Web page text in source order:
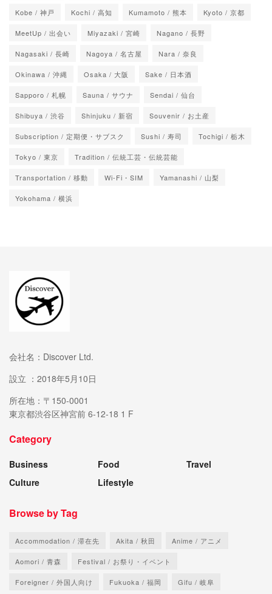
Kobe / 神戸 Kochi / 高知 Kumamoto / 熊本 Kyoto / 京都
MeetUp / 出会い Miyazaki / 宮崎 Nagano / 長野
Nagasaki / 長崎 Nagoya / 名古屋 Nara / 奈良
Okinawa / 沖縄 Osaka / 大阪 Sake / 日本酒
Sapporo / 札幌 Sauna / サウナ Sendai / 仙台
Shibuya / 渋谷 Shinjuku / 新宿 Souvenir / お土産
Subscription / 定期便・サブスク Sushi / 寿司 Tochigi / 栃木
Tokyo / 東京 Tradition / 伝統工芸・伝統芸能
Transportation / 移動 Wi-Fi・SIM Yamanashi / 山梨
Yokohama / 横浜
会社名：Discover Ltd.
設立 ：2018年5月10日
所在地：〒150-0001
東京都渋谷区神宮前 6-12-18 1 F
Category
Business
Culture
Food
Lifestyle
Travel
Browse by Tag
Accommodation / 滞在先 Akita / 秋田 Anime / アニメ
Aomori / 青森 Festival / お祭り・イベント
Foreigner / 外国人向け Fukuoka / 福岡 Gifu / 岐阜